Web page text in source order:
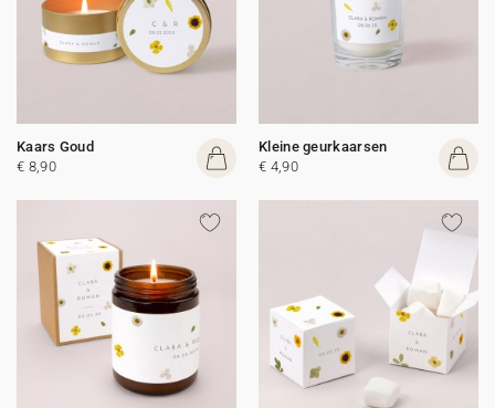
Kaars Goud
€ 8,90
Kleine geurkaarsen
€ 4,90